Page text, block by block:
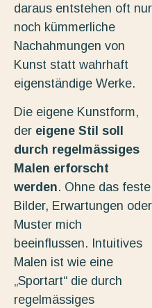
daraus entstehen oft nur
noch kümmerliche
Nachahmungen von
Kunst statt wahrhaft
eigenständige Werke.
Die eigene Kunstform,
der eigene Stil soll
durch regelmässiges
Malen erforscht
werden. Ohne das feste
Bilder, Erwartungen oder
Muster mich
beeinflussen. Intuitives
Malen ist wie eine
„Sportart“ die durch
regelmässiges